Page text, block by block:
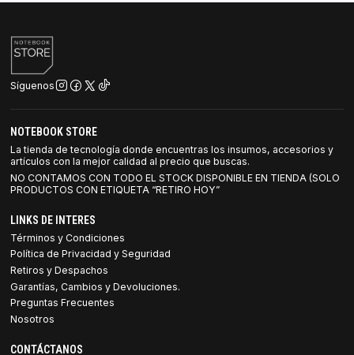
Síguenos
NOTEBOOK STORE
La tienda de tecnología donde encuentras los insumos, accesorios y
artículos con la mejor calidad al precio que buscas.
NO CONTAMOS CON TODO EL STOCK DISPONIBLE EN TIENDA (SOLO
PRODUCTOS CON ETIQUETA “RETIRO HOY”
LINKS DE INTERES
Términos y Condiciones
Política de Privacidad y Seguridad
Retiros y Despachos
Garantías, Cambios y Devoluciones.
Preguntas Frecuentes
Nosotros
CONTÁCTANOS